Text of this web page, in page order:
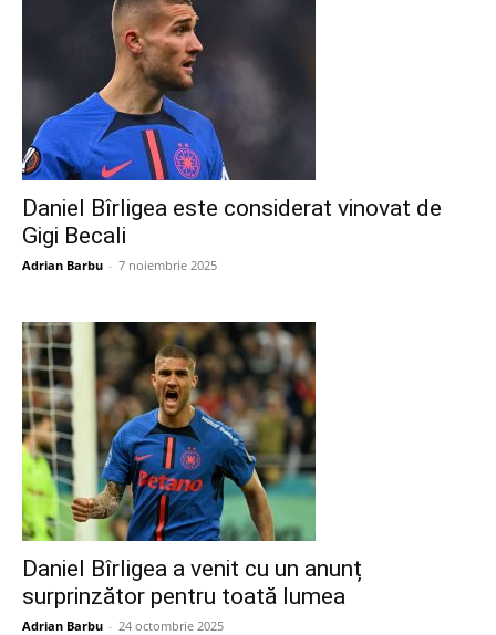
Daniel Bîrligea este considerat vinovat de
Gigi Becali
Adrian Barbu - 7 noiembrie 2025
Daniel Bîrligea a venit cu un anunț
surprinzător pentru toată lumea
Adrian Barbu - 24 octombrie 2025